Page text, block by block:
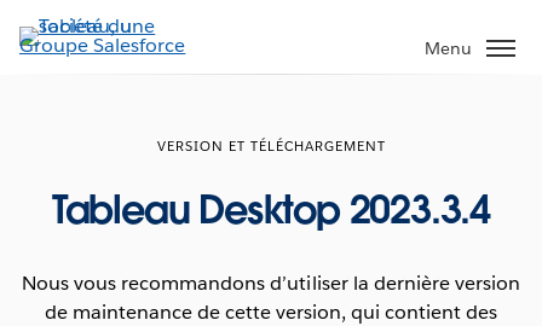
Aller
au
Menu
VERSION ET TÉLÉCHARGEMENT
Tableau Desktop 2023.3.4
Nous vous recommandons d’utiliser la dernière version
de maintenance de cette version, qui contient des